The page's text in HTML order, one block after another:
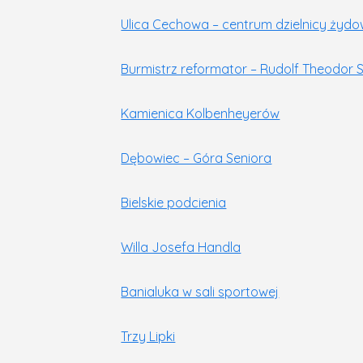
Ulica Cechowa – centrum dzielnicy
Burmistrz reformator – Rudolf Theodor
Kamienica Kolbenheyerów
Dębowiec – Góra Seniora
Bielskie podcienia
Willa Josefa Handla
Banialuka w sali sportowej
Trzy Lipki